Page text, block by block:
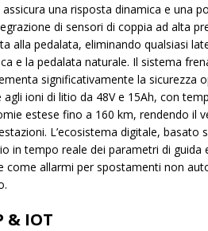
una risposta dinamica e una
di sensori di coppia ad alta
alla pedalata, eliminando qualsiasi
e la pedalata naturale. Il sistema
significativamente la sicurezza
ioni di litio da 48V e 15Ah, con
estese fino a 160 km, rendendo il
L’ecosistema digitale, basato
in tempo reale dei parametri di guida
come allarmi per spostamenti non
& IOT